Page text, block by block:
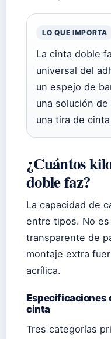
LO QUE IMPORTA
La cinta doble
universal del
un espejo de
una solución
una tira de
¿Cuántos
doble faz?
La capacidad de
entre tipos. No
transparente de
montaje extra
acrílica.
Especificaciones
cinta
Tres categorías